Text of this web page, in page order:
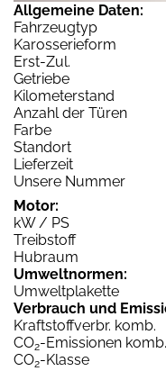
Allgemeine Daten:
Fahrzeugtyp
Karosserieform
Erst-Zul.
Getriebe
Kilometerstand
Anzahl der Türen
Farbe
Standort
Lieferzeit
Unsere Nummer
Motor:
kW / PS
Treibstoff
Hubraum
Umweltnormen:
Umweltplakette
Verbrauch und
Kraftstoffverbr. komb.
CO2-Emissionen komb.
CO2-Klasse